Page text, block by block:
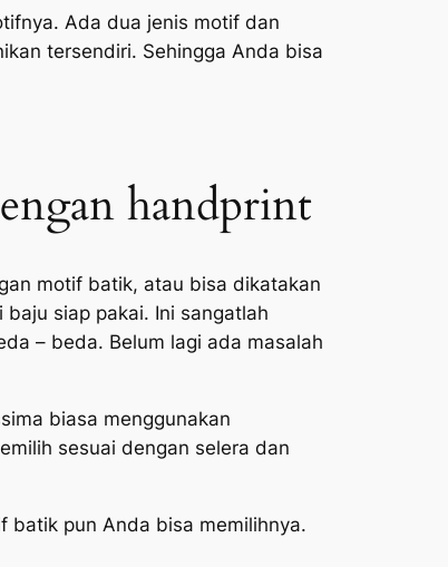
Ada dua jenis motif dan
tersendiri. Sehingga Anda bisa
handprint
motif batik, atau bisa dikatakan
siap pakai. Ini sangatlah
– beda. Belum lagi ada masalah
biasa menggunakan
sesuai dengan selera dan
batik pun Anda bisa memilihnya.